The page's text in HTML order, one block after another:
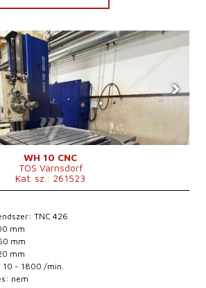
›
WH 10 CNC
TOS Varnsdorf
Kat. sz.: 261523
TNC 426
mm
mm
mm
10 - 1800 /min.
nem